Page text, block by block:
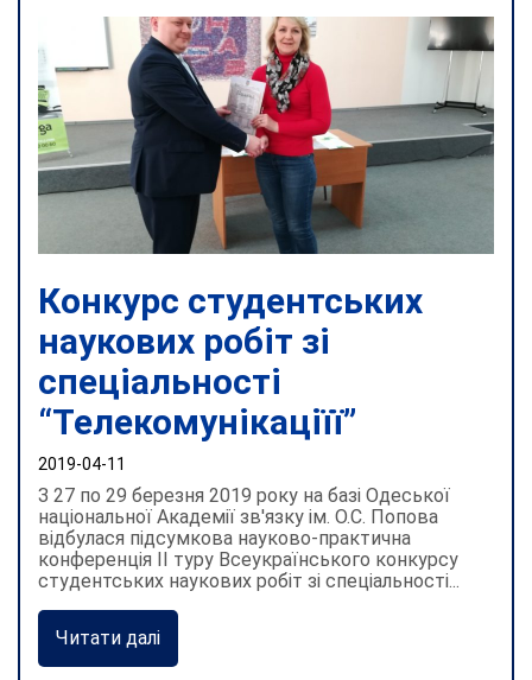
Конкурс студентських
наукових робіт зі
спеціальності
“Телекомунікаціїї”
2019-04-11
З 27 по 29 березня 2019 року на базі Одеської
національної Академії зв'язку ім. О.С. Попова
відбулася підсумкова науково-практична
конференція II туру Всеукраїнського конкурсу
студентських наукових робіт зі спеціальності...
Читати далі